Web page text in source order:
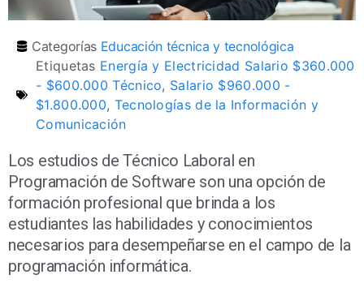
Categorías Educación técnica y tecnológica
Etiquetas Energía y Electricidad Salario $360.000
- $600.000 Técnico, Salario $960.000 -
$1.800.000, Tecnologías de la Información y
Comunicación
Los estudios de Técnico Laboral en
Programación de Software son una opción de
formación profesional que brinda a los
estudiantes las habilidades y conocimientos
necesarios para desempeñarse en el campo de la
programación informática.